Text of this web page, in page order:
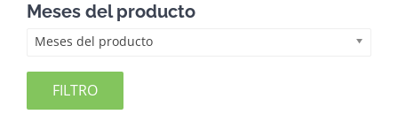
Meses del producto
Meses del producto
FILTRO